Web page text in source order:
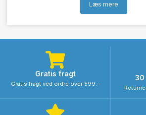
Læs mere
Gratis fragt
Gratis fragt ved ordre over 599.-
30